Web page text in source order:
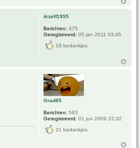
ikzelf1955
Berichten: 475
Geregistreerd: 05 jan 2011 03:45
18 bedankjes
Grad85
Berichten: 583
Geregistreerd: 01 jun 2009 22:32
21 bedankjes